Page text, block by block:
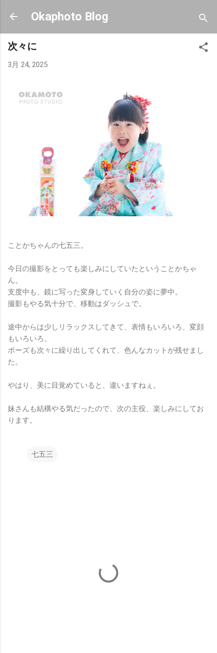
スキップしてメイン コンテンツに移動
Okaphoto Blog
次々に
3月 24, 2025
ことかちゃんの七五三。
今日の撮影をとっても楽しみにしていたということかちゃ
ん。
支度中も、鏡に写った変身していく自分の姿に夢中。
撮影もやる気十分で、移動はダッシュで。
途中からは少しリラックスしてきて、表情もいろいろ、変顔
もいろいろ。
ポーズも次々に繰り出してくれて、色んなカットが残せまし
た。
やはり、美に目覚めていると、違いますねぇ。
妹さんも結構やる気だったので、次の主役、楽しみにしてお
ります。
七五三